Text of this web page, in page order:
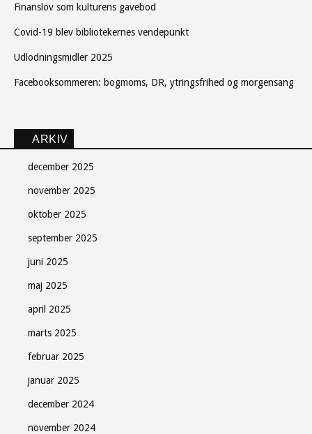
Finanslov som kulturens gavebod
Covid-19 blev bibliotekernes vendepunkt
Udlodningsmidler 2025
Facebooksommeren: bogmoms, DR, ytringsfrihed og morgensang
ARKIV
december 2025
november 2025
oktober 2025
september 2025
juni 2025
maj 2025
april 2025
marts 2025
februar 2025
januar 2025
december 2024
november 2024